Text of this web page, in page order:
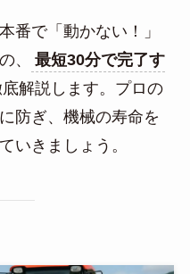
番で「動かない！」
、
最短30分で完了す
底解説します。プロの
防ぎ、機械の寿命を
いきましょう。